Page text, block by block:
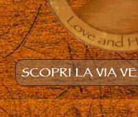
SCOPRI LA VIA